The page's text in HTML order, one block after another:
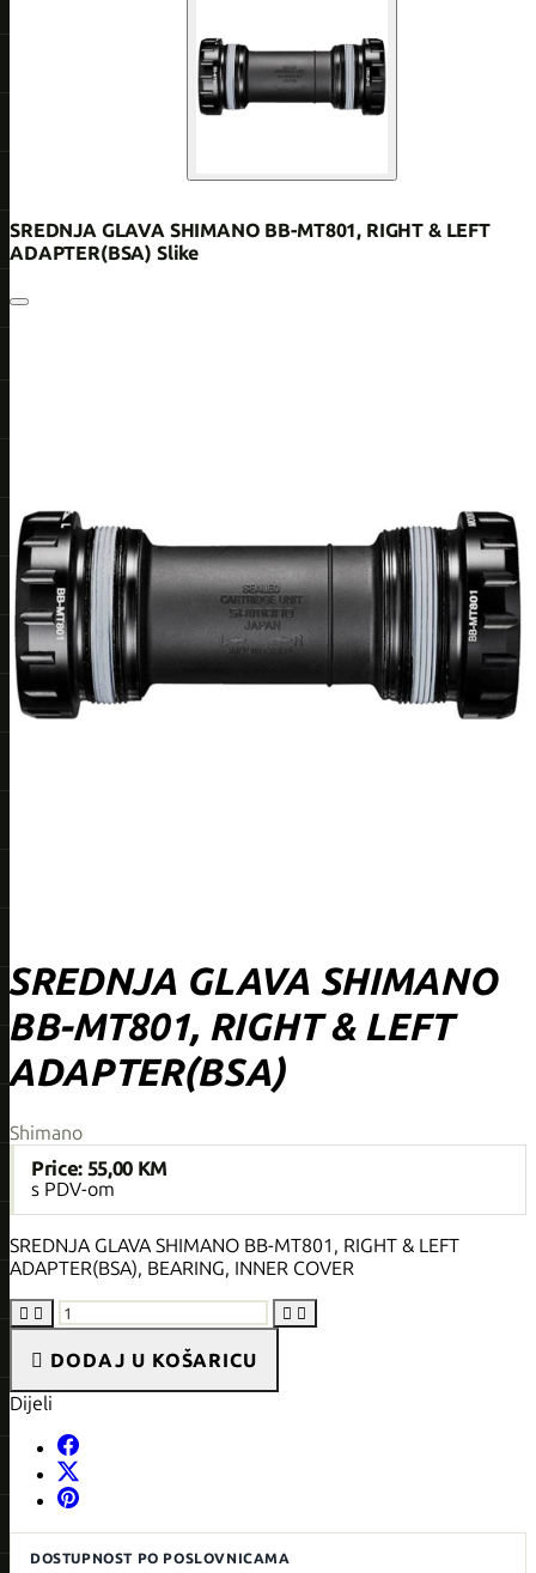
SREDNJA GLAVA SHIMANO BB-MT801, RIGHT & LEFT
ADAPTER(BSA) Slike
SREDNJA GLAVA SHIMANO
BB-MT801, RIGHT & LEFT
ADAPTER(BSA)
Shimano
Price: 55,00 KM
s PDV-om
SREDNJA GLAVA SHIMANO BB-MT801, RIGHT & LEFT
ADAPTER(BSA), BEARING, INNER COVER
   
 DODAJ U KOŠARICU
Dijeli
DOSTUPNOST PO POSLOVNICAMA